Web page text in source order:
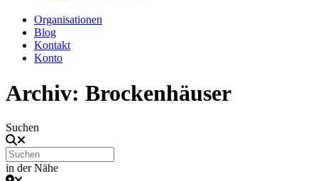
Organisationen
Blog
Kontakt
Konto
Archiv: Brockenhäuser
Suchen
in der Nähe